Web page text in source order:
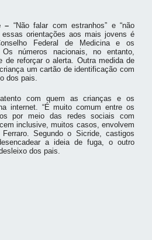
– “Não falar com estranhos” e “não
essas orientações aos mais jovens é
Federal de Medicina e os
números nacionais, no entanto,
de reforçar o alerta. Outra medida de
um cartão de identificação com
dos pais.
com quem as crianças e os
internet. “É muito comum entre os
por meio das redes sociais com
inclusive, muitos casos, envolvem
Segundo o Sicride, castigos
a ideia de fuga, o outro
dos pais.